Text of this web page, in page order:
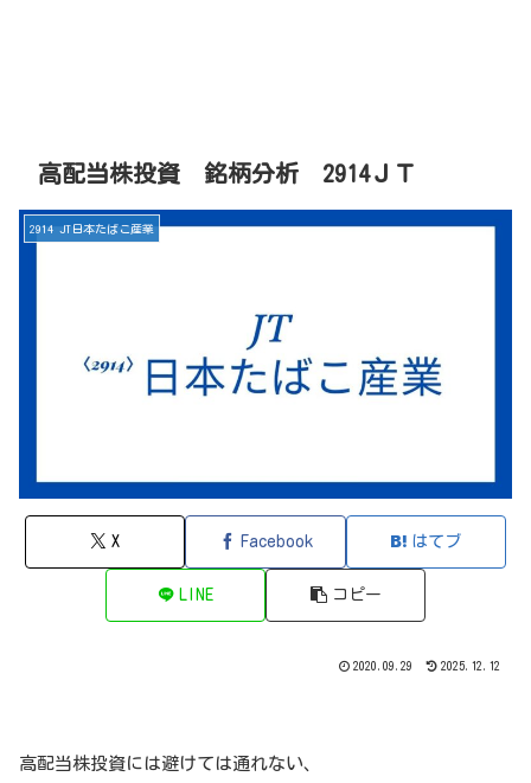
高配当株投資 銘柄分析 2914ＪＴ
2914 JT日本たばこ産業
X Facebook はてブ
LINE コピー
2020.09.29 2025.12.12
高配当株投資には避けては通れない、